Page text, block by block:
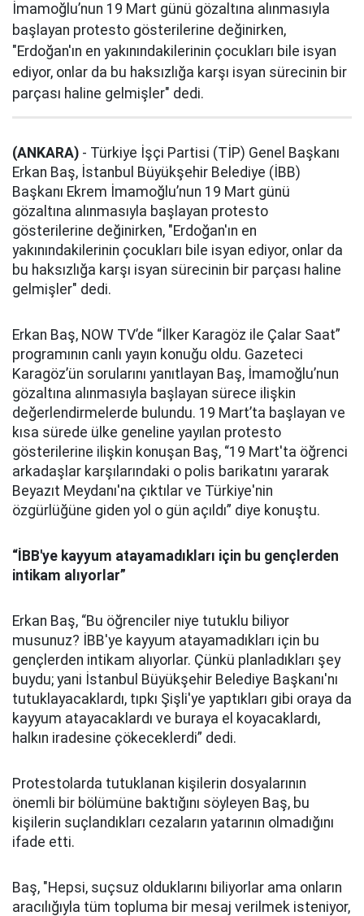
İmamoğlu’nun 19 Mart günü gözaltına alınmasıyla
başlayan protesto gösterilerine değinirken,
"Erdoğan'ın en yakınındakilerinin çocukları bile isyan
ediyor, onlar da bu haksızlığa karşı isyan sürecinin bir
parçası haline gelmişler" dedi.
(ANKARA) - Türkiye İşçi Partisi (TİP) Genel Başkanı
Erkan Baş, İstanbul Büyükşehir Belediye (İBB)
Başkanı Ekrem İmamoğlu’nun 19 Mart günü
gözaltına alınmasıyla başlayan protesto
gösterilerine değinirken, "Erdoğan'ın en
yakınındakilerinin çocukları bile isyan ediyor, onlar da
bu haksızlığa karşı isyan sürecinin bir parçası haline
gelmişler" dedi.
Erkan Baş, NOW TV’de “İlker Karagöz ile Çalar Saat”
programının canlı yayın konuğu oldu. Gazeteci
Karagöz’ün sorularını yanıtlayan Baş, İmamoğlu’nun
gözaltına alınmasıyla başlayan sürece ilişkin
değerlendirmelerde bulundu. 19 Mart’ta başlayan ve
kısa sürede ülke geneline yayılan protesto
gösterilerine ilişkin konuşan Baş, “19 Mart'ta öğrenci
arkadaşlar karşılarındaki o polis barikatını yararak
Beyazıt Meydanı'na çıktılar ve Türkiye'nin
özgürlüğüne giden yol o gün açıldı” diye konuştu.
“İBB'ye kayyum atayamadıkları için bu gençlerden
intikam alıyorlar”
Erkan Baş, “Bu öğrenciler niye tutuklu biliyor
musunuz? İBB'ye kayyum atayamadıkları için bu
gençlerden intikam alıyorlar. Çünkü planladıkları şey
buydu; yani İstanbul Büyükşehir Belediye Başkanı'nı
tutuklayacaklardı, tıpkı Şişli'ye yaptıkları gibi oraya da
kayyum atayacaklardı ve buraya el koyacaklardı,
halkın iradesine çökeceklerdi” dedi.
Protestolarda tutuklanan kişilerin dosyalarının
önemli bir bölümüne baktığını söyleyen Baş, bu
kişilerin suçlandıkları cezaların yatarının olmadığını
ifade etti.
Baş, "H epsi, suçsuz olduklarını biliyorlar ama onların
aracılığıyla tüm topluma bir mesaj verilmek isteniyor,